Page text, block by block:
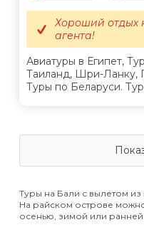
Авиатуры в Египет,
Таиланд, Шри-Ланку,
Туры по Беларуси.
Хороший отдых
агента!
Туры на Бали с вылетом из
На райском острове
осенью, зимой или ранней